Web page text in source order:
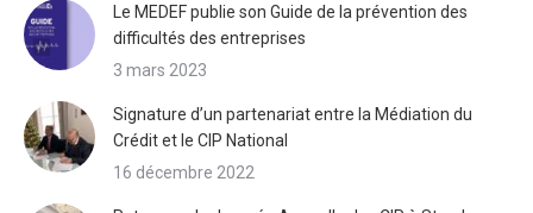
Le MEDEF publie son Guide de la prévention des
difficultés des entreprises
3 mars 2023
Signature d’un partenariat entre la Médiation du
Crédit et le CIP National
16 décembre 2022